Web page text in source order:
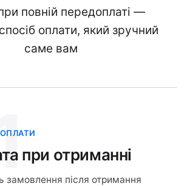
при повній передоплаті —
оплати, який зручний
саме вам
при отриманні
замовлення після отримання